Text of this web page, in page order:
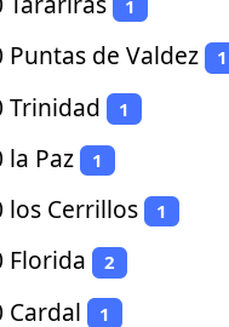
1
Puntas de Valdez 1
Trinidad 1
la Paz 1
los Cerrillos 1
Florida 2
Cardal 1